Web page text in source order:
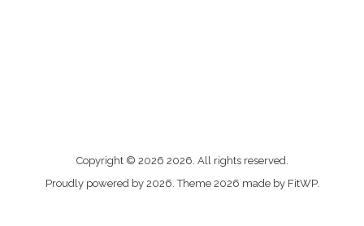
contacter
Copyright © 2026 2026. All rights reserved.
Proudly powered by 2026. Theme 2026 made by FitWP.